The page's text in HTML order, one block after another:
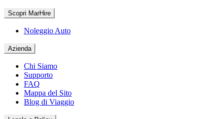
Scopri MarHire
Noleggio Auto
Azienda
Chi Siamo
Supporto
FAQ
Mappa del Sito
Blog di Viaggio